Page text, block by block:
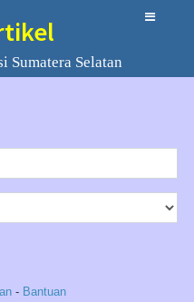
Sumatera Selatan
- Bantuan